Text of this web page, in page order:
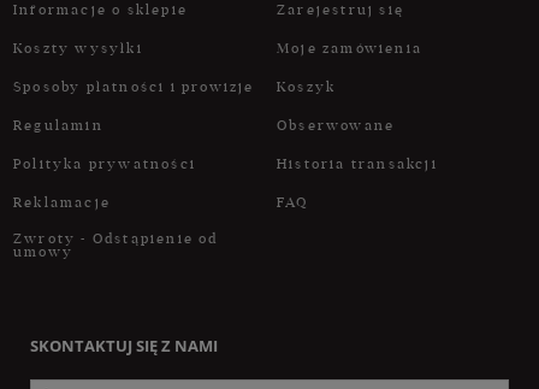
Informacje o sklepie
Koszty wysyłki
Sposoby płatności i prowizje
Regulamin
Polityka prywatności
Reklamacje
Zwroty - Odstąpienie od
umowy
Zarejestruj się
Moje zamówienia
Koszyk
Obserwowane
Historia transakcji
FAQ
SKONTAKTUJ SIĘ Z NAMI